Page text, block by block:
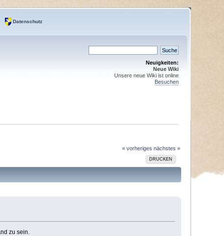
Datenschutz
Neuigkeiten:
Neue Wiki
Unsere neue Wiki ist online
Besuchen
« vorheriges nächstes »
DRUCKEN
zu sein.